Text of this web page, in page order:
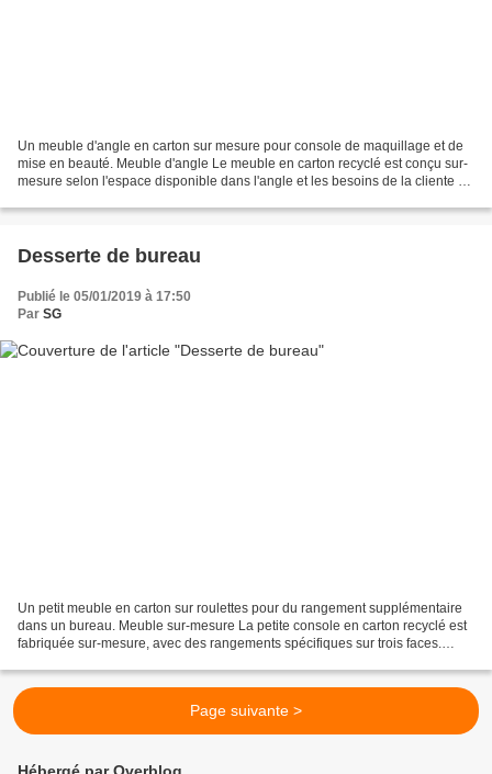
Un meuble d'angle en carton sur mesure pour console de maquillage et de
mise en beauté. Meuble d'angle Le meuble en carton recyclé est conçu sur-
mesure selon l'espace disponible dans l'angle et les besoins de la cliente en
Desserte de bureau
Publié le 05/01/2019 à 17:50
Par SG
Un petit meuble en carton sur roulettes pour du rangement supplémentaire
dans un bureau. Meuble sur-mesure La petite console en carton recyclé est
fabriquée sur-mesure, avec des rangements spécifiques sur trois faces.
Page suivante >